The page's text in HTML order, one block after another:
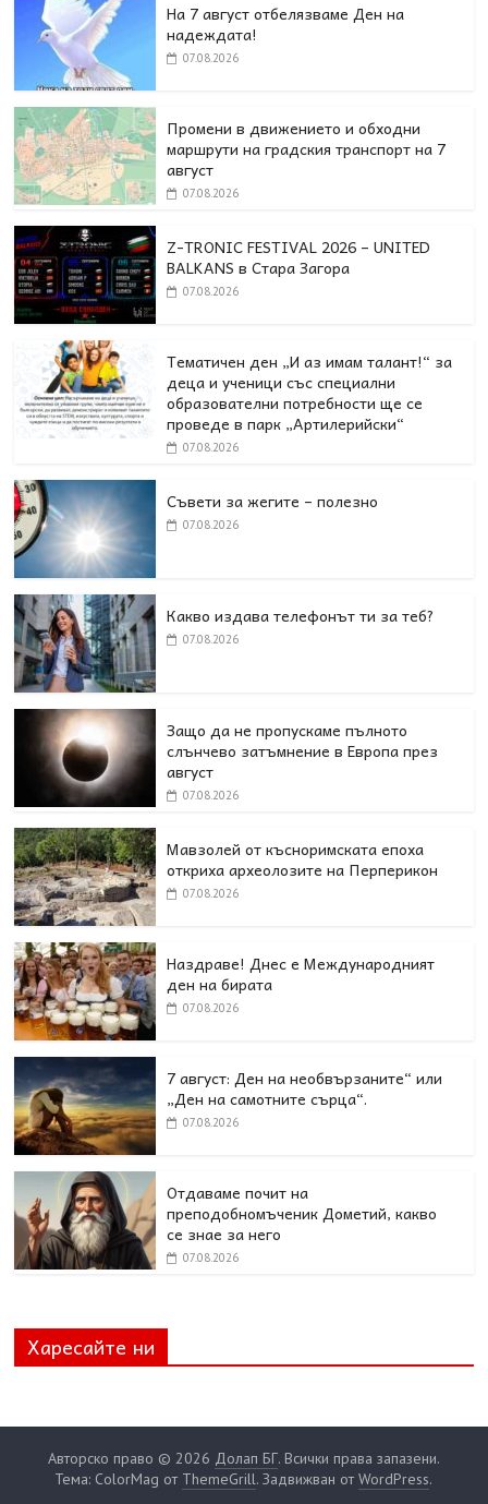
На 7 август отбелязваме Ден на
надеждата!
07.08.2026
Промени в движението и обходни
маршрути на градския транспорт на 7
август
07.08.2026
Z-TRONIC FESTIVAL 2026 – UNITED
BALKANS в Стара Загора
07.08.2026
Тематичен ден „И аз имам талант!“ за
деца и ученици със специални
образователни потребности ще се
проведе в парк „Артилерийски“
07.08.2026
Съвети за жегите – полезно
07.08.2026
Какво издава телефонът ти за теб?
07.08.2026
Защо да не пропускаме пълното
слънчево затъмнение в Европа през
август
07.08.2026
Мавзолей от късноримската епоха
откриха археолозите на Перперикон
07.08.2026
Наздраве! Днес е Международният
ден на бирата
07.08.2026
7 август: Ден на необвързаните“ или
„Ден на самотните сърца“.
07.08.2026
Отдаваме почит на
преподобномъченик Дометий, какво
се знае за него
07.08.2026
Харесайте ни
Авторско право © 2026 Долап БГ. Всички права запазени.
Тема: ColorMag от ThemeGrill. Задвижван отWordPress.